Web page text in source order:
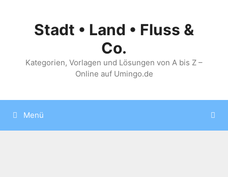
springenStadt • Land • Fluss &
Co.
Kategorien, Vorlagen und Lösungen von A bis Z –
Online auf Umingo.de
Menü